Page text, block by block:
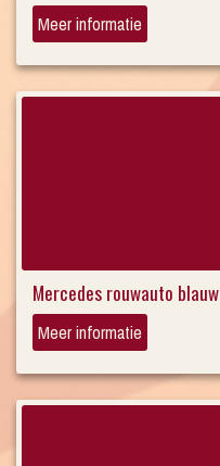
Meer informatie
Mercedes rouwauto blauw
Meer informatie